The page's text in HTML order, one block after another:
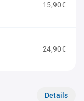
15,90€
24,90€
Details